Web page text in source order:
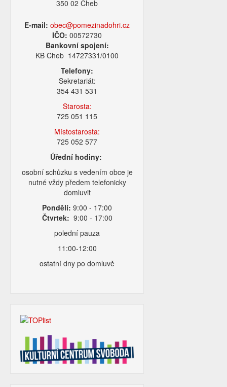
350 02 Cheb
E-mail: obec@pomezinadohri.cz
IČO:00572730
Bankovní spojení:
KB Cheb 14727331/0100
Telefony:
Sekretariát:
354 431 531
Starosta:
725 051 115
Místostarosta:
725 052 577
Úřední hodiny:
osobní schůzku s vedením obce je
nutné vždy předem telefonicky
domluvit
Pondělí: 9:00 - 17:00
Čtvrtek: 9:00 - 17:00
polední pauza
11:00-12:00
ostatní dny po domluvě